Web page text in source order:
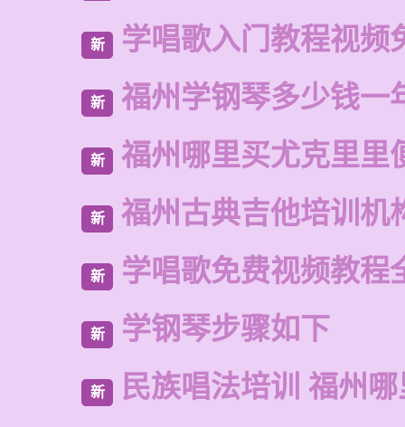
新 学唱歌入门教程视频
新 福州学钢琴多少钱一
新 福州哪里买尤克里里
新 福州古典吉他培训机
新 学唱歌免费视频教程
新 学钢琴步骤如下
新 民族唱法培训 福州